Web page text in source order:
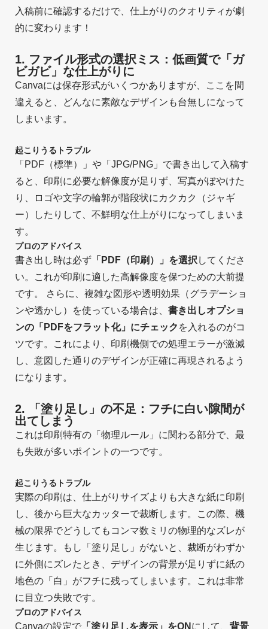
入稿前に確認するだけで、仕上がりのクオリティが劇
的に変わります！
1. ファイル形式の選択ミス：低画質で「ガ
ビガビ」な仕上がりに
Canvaには保存形式がいくつかありますが、ここを間
違えると、どんなに素敵なデザインも台無しになって
しまいます。
起こりうるトラブル
「PDF（標準）」や「JPG/PNG」で書き出して入稿す
ると、印刷に必要な解像度が足りず、写真がぼやけた
り、ロゴや文字の輪郭が階段状にカクカク（ジャギ
ー）したりして、不鮮明な仕上がりになってしまいま
す。
プロのアドバイス
書き出し時は必ず 「PDF（印刷）」を選択 してくださ
い。これが印刷に適した高解像度を保つための大前提
です。 さらに、複雑な図形や透明効果（グラデーショ
ンや透かし）を使っている場合は、書き出しオプショ
ンの「PDFをフラット化」にチェック を入れるのがコ
ツです。これにより、印刷機側での処理エラーが激減
し、意図した通りのデザインが正確に再現されるよう
になります。
2. 「塗り足し」の不足：フチに白い隙間が
出てしまう
これは印刷特有の「物理ルール」に関わる部分で、最
も失敗が多いポイントの一つです。
起こりうるトラブル
実際の印刷は、仕上がりサイズよりも大きな紙に印刷
し、後から巨大なカッターで裁断します。この際、機
械の限界でどうしてもコンマ数ミリの物理的なズレが
生じます。もし「塗り足し」がないと、裁断がわずか
に外側にズレたとき、デザインの背景が足りずに紙の
地色の「白」がフチに残ってしまいます。これは非常
に目立つ失敗です。
プロのアドバイス
Canvaの設定で 「塗り足しを表示」をON にして、背景